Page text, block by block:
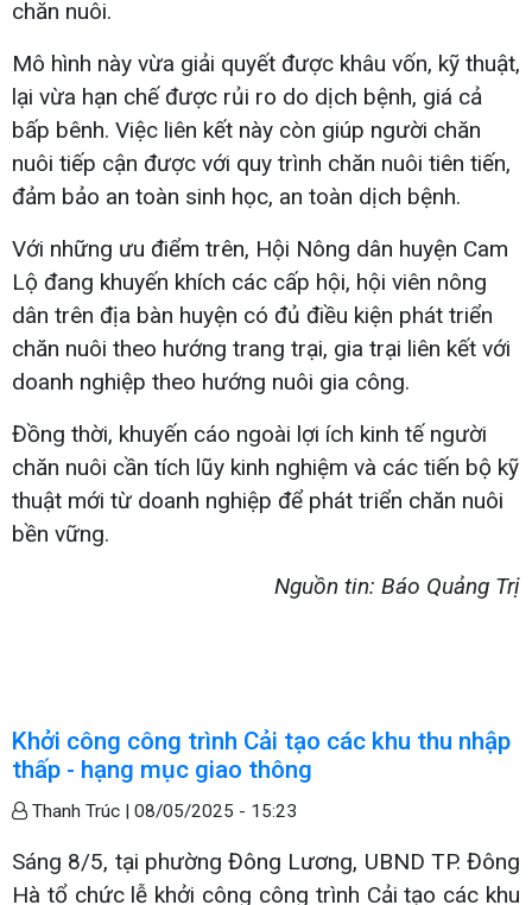
chăn nuôi.
Mô hình này vừa giải quyết được khâu vốn, kỹ thuật,
lại vừa hạn chế được rủi ro do dịch bệnh, giá cả
bấp bênh. Việc liên kết này còn giúp người chăn
nuôi tiếp cận được với quy trình chăn nuôi tiên tiến,
đảm bảo an toàn sinh học, an toàn dịch bệnh.
Với những ưu điểm trên, Hội Nông dân huyện Cam
Lộ đang khuyến khích các cấp hội, hội viên nông
dân trên địa bàn huyện có đủ điều kiện phát triển
chăn nuôi theo hướng trang trại, gia trại liên kết với
doanh nghiệp theo hướng nuôi gia công.
Đồng thời, khuyến cáo ngoài lợi ích kinh tế người
chăn nuôi cần tích lũy kinh nghiệm và các tiến bộ kỹ
thuật mới từ doanh nghiệp để phát triển chăn nuôi
bền vững.
Nguồn tin: Báo Quảng Trị
Khởi công công trình Cải tạo các khu thu nhập
thấp - hạng mục giao thông
Thanh Trúc | 08/05/2025 - 15:23
Sáng 8/5, tại phường Đông Lương, UBND TP. Đông
Hà tổ chức lễ khởi công công trình Cải tạo các khu